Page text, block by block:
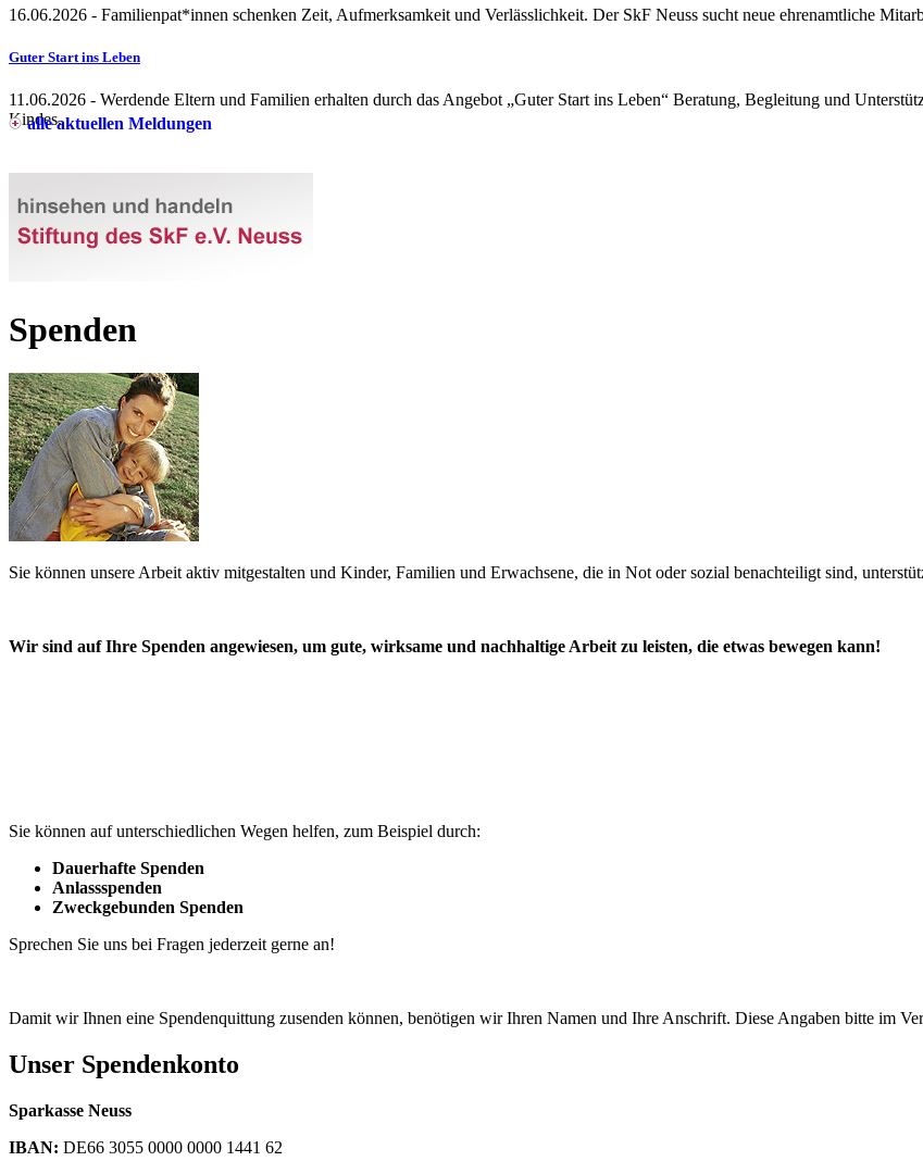
16.06.2026 - Familienpat*innen schenken Zeit, Aufmerksamkeit und Verlässlichkeit. Der SkF Neuss sucht neue ehrenamtliche
Guter Start ins Leben
11.06.2026 - Werdende Eltern und Familien erhalten durch das Angebot „Guter Start ins Leben“ Beratung, Begleitung und
Kindes.
alle aktuellen Meldungen
Spenden
Sie können unsere Arbeit aktiv mitgestalten und Kinder, Familien und Erwachsene, die in Not oder sozial benachteiligt sind,
Wir sind auf Ihre Spenden angewiesen, um gute, wirksame und nachhaltige Arbeit zu leisten, die etwas bewegen kann!
Sie können auf unterschiedlichen Wegen helfen, zum Beispiel durch:
Dauerhafte Spenden
Anlassspenden
Zweckgebunden Spenden
Sprechen Sie uns bei Fragen jederzeit gerne an!
Damit wir Ihnen eine Spendenquittung zusenden können, benötigen wir Ihren Namen und Ihre Anschrift. Diese Angaben bitte im
Unser Spendenkonto
Sparkasse Neuss
IBAN: DE66 3055 0000 0000 1441 62